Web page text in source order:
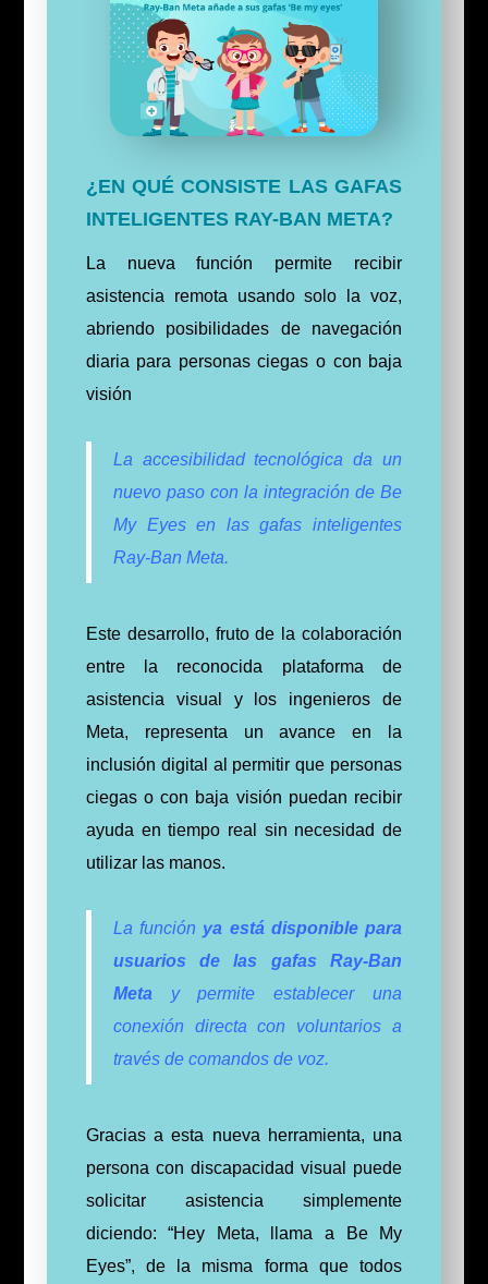
¿EN QUÉ CONSISTE LAS GAFAS
INTELIGENTES RAY-BAN META?
La nueva función permite recibir
asistencia remota usando solo la voz,
abriendo posibilidades de navegación
diaria para personas ciegas o con baja
visión
La accesibilidad tecnológica da un
nuevo paso con la integración de Be
My Eyes en las gafas inteligentes
Ray-Ban Meta.
Este desarrollo, fruto de la colaboración
entre la reconocida plataforma de
asistencia visual y los ingenieros de
Meta, representa un avance en la
inclusión digital al permitir que personas
ciegas o con baja visión puedan recibir
ayuda en tiempo real sin necesidad de
utilizar las manos.
La función ya está disponible para
usuarios de las gafas Ray-Ban
Meta y permite establecer una
conexión directa con voluntarios a
través de comandos de voz.
Gracias a esta nueva herramienta, una
persona con discapacidad visual puede
solicitar asistencia simplemente
diciendo: “Hey Meta, llama a Be My
Eyes”, de la misma forma que todos